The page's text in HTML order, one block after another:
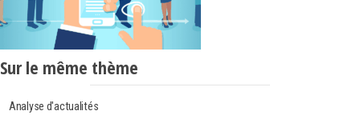
Sur le même thème
Analyse d'actualités